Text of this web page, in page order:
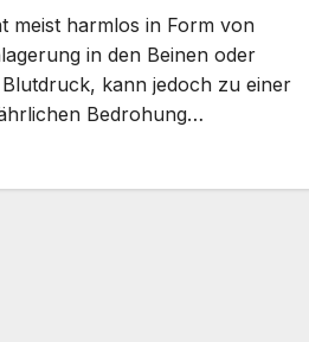
meist harmlos in Form von
in den Beinen oder
kann jedoch zu einer
Bedrohung…